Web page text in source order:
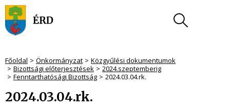
Főoldal Önkormányzat
Közgyűlési dokumentumok
Bizottsági előterjesztések
2024.szeptemberig
Fenntarthatósági Bizottság
2024.03.04.rk.
2024.03.04.rk.